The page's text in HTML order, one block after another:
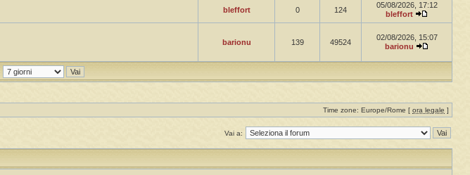
bleffort 0 124
05/08/2026, 17:12
bleffort
barionu 139 49524
02/08/2026, 15:07
barionu
Time zone: Europe/Rome [ ora legale ]
Vai a: